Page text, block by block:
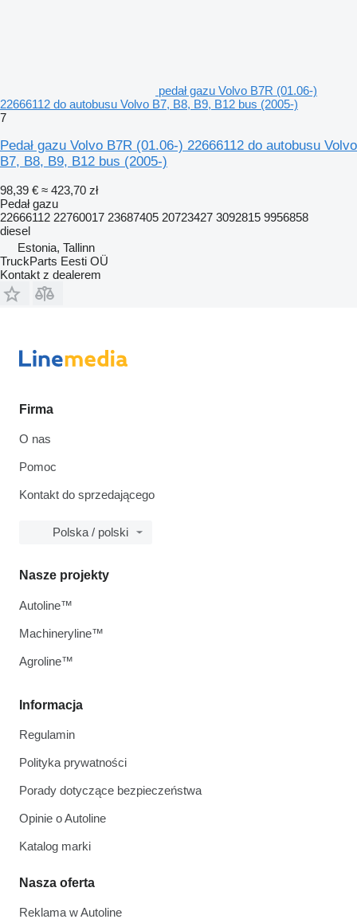
pedał gazu Volvo B7R (01.06-)
22666112 do autobusu Volvo B7, B8, B9, B12 bus (2005-)
7
Pedał gazu Volvo B7R (01.06-) 22666112 do autobusu Volvo
B7, B8, B9, B12 bus (2005-)
98,39 € ≈ 423,70 zł
Pedał gazu
22666112 22760017 23687405 20723427 3092815 9956858
diesel
Estonia, Tallinn
TruckParts Eesti OÜ
Kontakt z dealerem
Firma
O nas
Pomoc
Kontakt do sprzedającego
Polska / polski
Informacja
Regulamin
Polityka prywatności
Porady dotyczące bezpieczeństwa
Opinie o Autoline
Katalog marki
Nasza oferta
Reklama w Autoline
Nasze projekty
Autoline™
Machineryline™
Agroline™